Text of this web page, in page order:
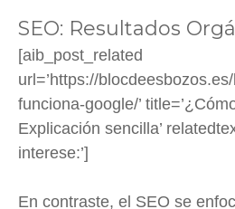
SEO: Resultados
[aib_post_related
url=’https://
funciona-google/’
Explicación sencilla’
interese:’]
En contraste, el SEO se